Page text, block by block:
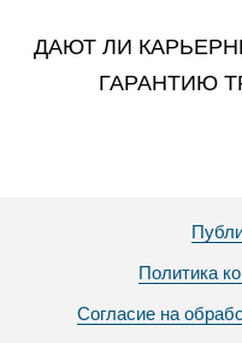
ДАЮТ ЛИ
ГАРАНТИЮ
Политика
Согласие на